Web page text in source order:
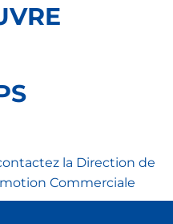
la Direction de
Commerciale